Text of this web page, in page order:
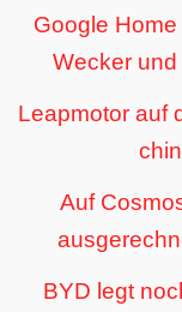
Google
Wecker
Leapmotor auf
Auf
BYD legt